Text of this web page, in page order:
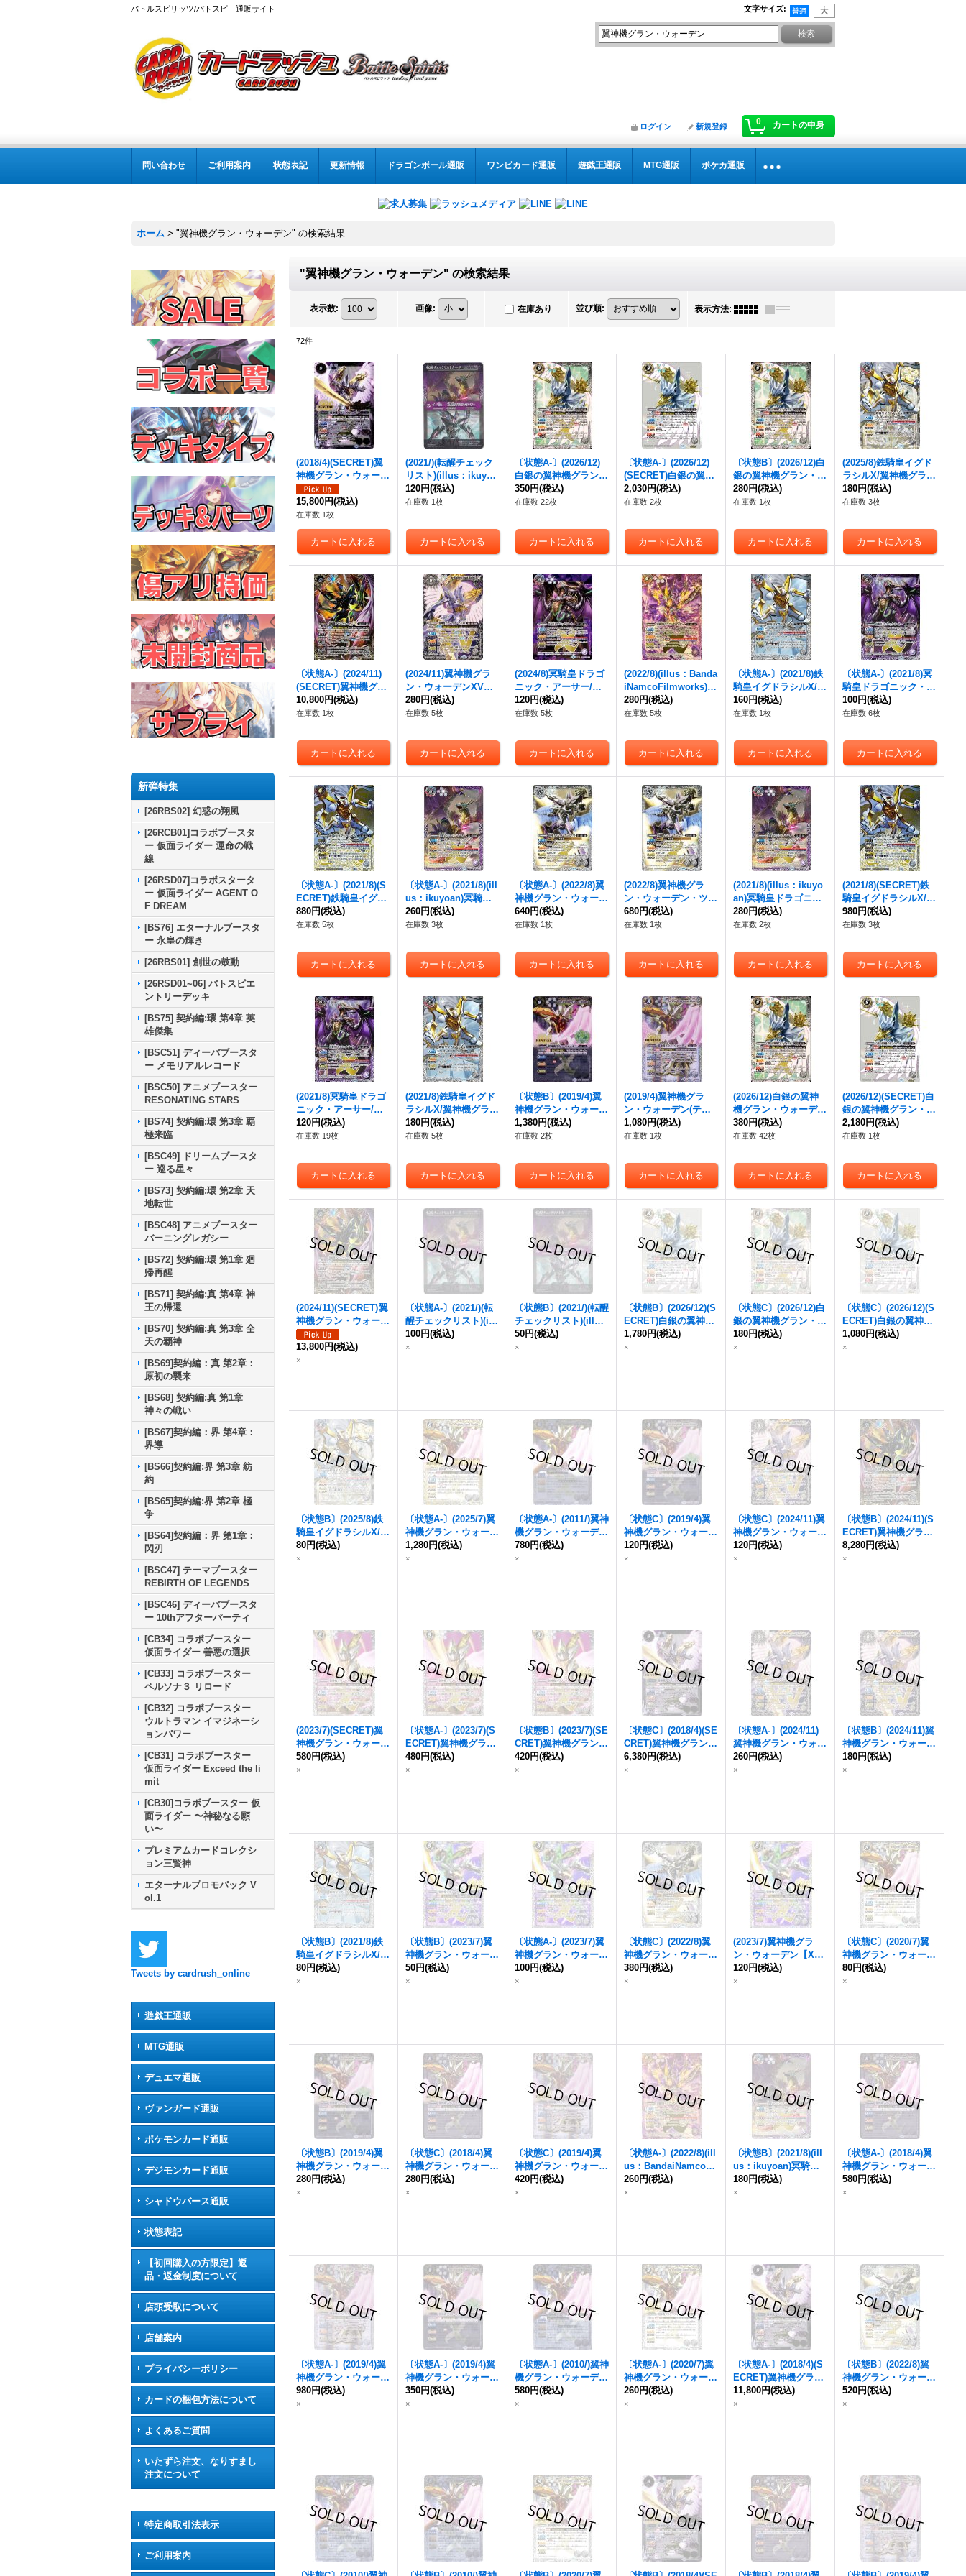
バトルスピリッツ/バトスピ 通販サイト 文字サイズ:
0 カートの中身
ログイン 新規登録
問い合わせ ご利用案内 状態表記 更新情報 ドラゴンボール通販 ワンピカード通販 遊戯王通販 MTG通販 ポケカ通販
ホーム > "翼神機グラン・ウォーデン" の検索結果
新弾特集
[26RBS02] 幻惑の翔風
[26RCB01]コラボブースタ
ー 仮面ライダー 運命の戦
線
[26RSD07]コラボスタータ
ー 仮面ライダー AGENT O
F DREAM
[BS76] エターナルブースタ
ー 永皇の輝き
[26RBS01] 創世の鼓動
[26RSD01~06] バトスピエ
ントリーデッキ
[BS75] 契約編:環 第4章 英
雄傑集
[BSC51] ディーバブースタ
ー メモリアルレコード
[BSC50] アニメブースター
RESONATING STARS
[BS74] 契約編:環 第3章 覇
極来臨
[BSC49] ドリームブースタ
ー 巡る星々
[BS73] 契約編:環 第2章 天
地転世
[BSC48] アニメブースター
バーニングレガシー
[BS72] 契約編:環 第1章 廻
帰再醒
[BS71] 契約編:真 第4章 神
王の帰還
[BS70] 契約編:真 第3章 全
天の覇神
[BS69]契約編：真 第2章：
原初の襲来
[BS68] 契約編:真 第1章
神々の戦い
[BS67]契約編：界 第4章：
界導
[BS66]契約編:界 第3章 紡
約
[BS65]契約編:界 第2章 極
争
[BS64]契約編：界 第1章：
閃刃
[BSC47] テーマブースター
REBIRTH OF LEGENDS
[BSC46] ディーバブースタ
ー 10thアフターパーティ
[CB34] コラボブースター
仮面ライダー 善悪の選択
[CB33] コラボブースター
ペルソナ３ リロード
[CB32] コラボブースター
ウルトラマン イマジネーシ
ョンパワー
[CB31] コラボブースター
仮面ライダー Exceed the li
mit
[CB30]コラボブースター 仮
面ライダー 〜神秘なる願
い〜
プレミアムカードコレクシ
ョン三賢神
エターナルプロモパック V
ol.1
Tweets by cardrush_online
遊戯王通販
MTG通販
デュエマ通販
ヴァンガード通販
ポケモンカード通販
デジモンカード通販
シャドウバース通販
状態表記
【初回購入の方限定】返
品・返金制度について
店頭受取について
店舗案内
プライバシーポリシー
カードの梱包方法について
よくあるご質問
いたずら注文、なりすまし
注文について
特定商取引法表示
ご利用案内
"翼神機グラン・ウォーデン" の検索結果
表示数: 画像: 在庫あり 並び順: 表示方法:
72件
(2018/4)(SECRET)翼
神機グラン・ウォーデ
ン【X-SEC】{BS43-R
VX06}《白》
15,800円(税込)
在庫数 1枚
(2021/)(転醒チェック
リスト)(illus：ikuyoa
n)冥騎皇ドラゴニッ
ク・アーサー/
ツヴァイ【-】{SD60-T
X01a/SD60-TX01b}
《白》
120円(税込)
在庫数 1枚
〔状態A-〕(2026/12)
白銀の翼神機グラン・
ウォーデン【X】{BS7
5-X09}《白》
350円(税込)
在庫数 22枚
〔状態A-〕(2026/12)
(SECRET)白銀の翼神
機グラン・ウォーデン
【X-SEC】{BS75-X0
2,030円(税込)
在庫数 2枚
〔状態B〕(2026/12)白
銀の翼神機グラン・ウ
ォーデン【X】{BS75-
X09}《白》
280円(税込)
在庫数 1枚
(2025/8)鉄騎皇イグド
ラシルX/翼神機グラ
ン・ウォーデン
景/PB37収録)【CP】
TCP07b}《白》
180円(税込)
在庫数 3枚
〔状態A-〕(2024/11)
(SECRET)翼神機グラ
ン・ウォーデン
V-SEC】{BS70-XV04}
10,800円(税込)
在庫数 1枚
(2024/11)翼神機グラ
ン・ウォーデンXV【X
V】{BS70-XV04}
《白》
280円(税込)
在庫数 5枚
(2024/8)冥騎皇ドラゴ
ニック・アーサー/翼
神機グラン・ウォーデ
ン・ツヴァイ(紫枠/BS
-TX01}《多》
120円(税込)
在庫数 5枚
(2022/8)(illus：Banda
iNamcoFilmworks)冥
騎皇ドラゴニック・ア
ーサー/翼神機グラ
ァイ【転醒X】{SD60-
TX01a/SD60-TX01b}
《多》
280円(税込)
在庫数 5枚
〔状態A-〕(2021/8)鉄
騎皇イグドラシルX/翼
神機グラン・ウォーデ
ンX【CP】{BS58-TC
《白》
160円(税込)
在庫数 1枚
〔状態A-〕(2021/8)冥
騎皇ドラゴニック・ア
ーサー/翼神機グラ
ン・ウォーデン
TX01a/SD60-TX01b}
《白》
100円(税込)
在庫数 6枚
〔状態A-〕(2021/8)(S
ECRET)鉄騎皇イグド
ラシルX/翼神機グラ
ン・ウォーデン
a/BS58-TCP07b}
《白》
880円(税込)
在庫数 5枚
〔状態A-〕(2021/8)(ill
us：ikuyoan)冥騎皇
ドラゴニック・アーサ
ー/翼神機グラン・ウ
【転醒X】{SD60-TX0
1a/SD60-TX01b}
《白》
260円(税込)
在庫数 3枚
〔状態A-〕(2022/8)翼
神機グラン・ウォーデ
ン・ツヴァイ【X】{P
21-19}《白》
640円(税込)
在庫数 1枚
(2022/8)翼神機グラ
ン・ウォーデン ・ツヴ
ァイ【X】{P21-19}
《白》
680円(税込)
在庫数 1枚
(2021/8)(illus：ikuyo
an)冥騎皇ドラゴニッ
ク・アーサー/
グラン・ウォーデン
D60-TX01a/SD60-TX0
1b}《白》
280円(税込)
在庫数 2枚
(2021/8)(SECRET)鉄
騎皇イグドラシルX/翼
神機グラン・ウォーデ
ンX【CP-SEC】{BS5
7b}《白》
980円(税込)
在庫数 3枚
(2021/8)冥騎皇ドラゴ
ニック・アーサー/翼
神機グラン・ウォーデ
ン・ツヴァイ【転醒
0-TX01b}《白》
120円(税込)
在庫数 19枚
(2021/8)鉄騎皇イグド
ラシルX/翼神機グラ
ン・ウォーデン
P】{BS58-TCP07a/B
180円(税込)
在庫数 5枚
〔状態B〕(2019/4)翼
神機グラン・ウォーデ
ン(Xレア仕様/PB19-H
収録)【X】{BS43-RV
1,380円(税込)
在庫数 2枚
(2019/4)翼神機グラ
ン・ウォーデン(テキ
スト欄BSロゴ/BS50
収録)【X】{BS43-RV
1,080円(税込)
在庫数 1枚
(2026/12)白銀の翼神
機グラン・ウォーデン
【X】{BS75-X09}
《白》
380円(税込)
在庫数 42枚
(2026/12)(SECRET)白
銀の翼神機グラン・ウ
ォーデン【X-SEC】
{BS75-X09}《白》
2,180円(税込)
在庫数 1枚
(2024/11)(SECRET)翼
神機グラン・ウォーデ
ンXV【XV-SEC】{BS
70-XV04}《白》
13,800円(税込)
×
〔状態A-〕(2021/)(転
醒チェックリスト)(ill
us：ikuyoan)冥騎皇
ドラゴニック・アーサ
100円(税込)
×
〔状態B〕(2021/)(転醒
チェックリスト)(illu
s：ikuyoan)冥騎皇ド
ラゴニック・アーサ
50円(税込)
×
〔状態B〕(2026/12)(S
ECRET)白銀の翼神機
グラン・ウォーデン
【X-SEC】{BS75-X0
1,780円(税込)
×
〔状態C〕(2026/12)白
銀の翼神機グラン・ウ
ォーデン【X】{BS75-
X09}《白》
180円(税込)
×
〔状態C〕(2026/12)(S
ECRET)白銀の翼神機
グラン・ウォーデン
【X-SEC】{BS75-X0
1,080円(税込)
×
〔状態B〕(2025/8)鉄
騎皇イグドラシルX/翼
神機グラン・ウォーデ
ン
80円(税込)
×
〔状態A-〕(2025/7)翼
神機グラン・ウォーデ
ン(WINNER)【X】{BS
43-RVX06}《白》
1,280円(税込)
×
〔状態A-〕(2011/)翼神
機グラン・ウォーデン
(SD05収録)【X】{BS0
8-X32}《白》
780円(税込)
×
〔状態C〕(2019/4)翼
神機グラン・ウォーデ
ン(PB01収録)【X】{B
S43-RVX06}《白》
120円(税込)
×
〔状態C〕(2024/11)翼
神機グラン・ウォーデ
ンXV【XV】{BS70-X
V04}《白》
120円(税込)
×
〔状態B〕(2024/11)(S
ECRET)翼神機グラ
ン・ウォーデン
V-SEC】{BS70-XV04}
8,280円(税込)
×
(2023/7)(SECRET)翼
神機グラン・ウォーデ
ン【X-SEC】{BS43-R
VX06}《白》
580円(税込)
×
〔状態A-〕(2023/7)(S
ECRET)翼神機グラ
ン・ウォーデン
EC】{BS43-RVX06}
480円(税込)
×
〔状態B〕(2023/7)(SE
CRET)翼神機グラン・
ウォーデン【X-SEC】
{BS43-RVX06}《白》
420円(税込)
×
〔状態C〕(2018/4)(SE
CRET)翼神機グラン・
ウォーデン【X-SEC】
{BS43-RVX06}《白》
6,380円(税込)
×
〔状態A-〕(2024/11)
翼神機グラン・ウォー
デンXV【XV】{BS70-
XV04}《白》
260円(税込)
×
〔状態B〕(2024/11)翼
神機グラン・ウォーデ
ンXV【XV】{BS70-X
V04}《白》
180円(税込)
×
〔状態B〕(2021/8)鉄
騎皇イグドラシルX/翼
神機グラン・ウォーデ
ン
80円(税込)
×
〔状態B〕(2023/7)翼
神機グラン・ウォーデ
ン【X】{BS43-RVX0
6}《白》
50円(税込)
×
〔状態A-〕(2023/7)翼
神機グラン・ウォーデ
ン【X】{BS43-RVX0
6}《白》
100円(税込)
×
〔状態C〕(2022/8)翼
神機グラン・ウォーデ
ン・ツヴァイ【X】{P
21-19}《白》
380円(税込)
×
(2023/7)翼神機グラ
ン・ウォーデン 【X】
{BS43-RVX06}《白》
120円(税込)
×
〔状態C〕(2020/7)翼
神機グラン・ウォーデ
ン(BSC36収録)【X】
{BS43-RVX06}《白》
80円(税込)
×
〔状態B〕(2019/4)翼
神機グラン・ウォーデ
ン(PB01収録)【X】{B
S43-RVX06}《白》
280円(税込)
×
〔状態C〕(2018/4)翼
神機グラン・ウォーデ
ン【X】{BS43-RVX0
6}《白》
280円(税込)
×
〔状態C〕(2019/4)翼
神機グラン・ウォーデ
ン(テキスト欄BSロゴ/
BS50収録)【X】{BS4
420円(税込)
×
〔状態A-〕(2022/8)(ill
us：BandaiNamcoFil
mworks)冥騎皇ドラゴ
ニック・アーサー/
260円(税込)
×
〔状態B〕(2021/8)(ill
us：ikuyoan)冥騎皇
ドラゴニック・アーサ
ー/
180円(税込)
×
〔状態A-〕(2018/4)翼
神機グラン・ウォーデ
ン【X】{BS43-RVX0
6}《白》
580円(税込)
×
〔状態A-〕(2019/4)翼
神機グラン・ウォーデ
ン(テキスト欄BSロゴ/
BS50収録)【X】{BS4
980円(税込)
×
〔状態A-〕(2019/4)翼
神機グラン・ウォーデ
ン(PB01収録)【X】{B
S43-RVX06}《白》
350円(税込)
×
〔状態A-〕(2010/)翼神
機グラン・ウォーデン
【X】{BS08-X32}
《白》
580円(税込)
×
〔状態A-〕(2020/7)翼
神機グラン・ウォーデ
ン(BSC36収録)【X】
{BS43-RVX06}《白》
260円(税込)
×
〔状態A-〕(2018/4)(S
ECRET)翼神機グラ
ン・ウォーデン
EC】{BS43-RVX06}
11,800円(税込)
×
〔状態B〕(2022/8)翼
神機グラン・ウォーデ
ン・ツヴァイ【X】{P
21-19}《白》
520円(税込)
×